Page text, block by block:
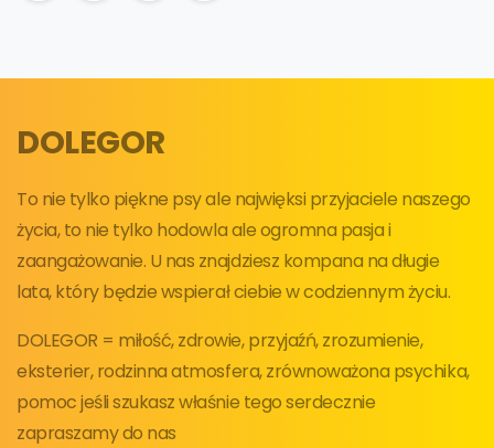
DOLEGOR
To nie tylko piękne psy ale najwięksi przyjaciele naszego
życia, to nie tylko hodowla ale ogromna pasja i
zaangażowanie. U nas znajdziesz kompana na długie
lata, który będzie wspierał ciebie w codziennym życiu.
DOLEGOR = miłość, zdrowie, przyjaźń, zrozumienie,
eksterier, rodzinna atmosfera, zrównoważona psychika,
pomoc jeśli szukasz właśnie tego serdecznie
zapraszamy do nas